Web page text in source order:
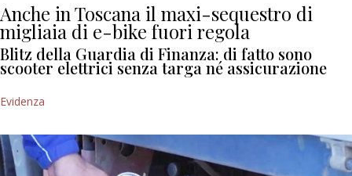
Anche in Toscana il maxi-sequestro di
migliaia di e-bike fuori regola
Blitz della Guardia di Finanza: di fatto sono
scooter elettrici senza targa né assicurazione
Evidenza